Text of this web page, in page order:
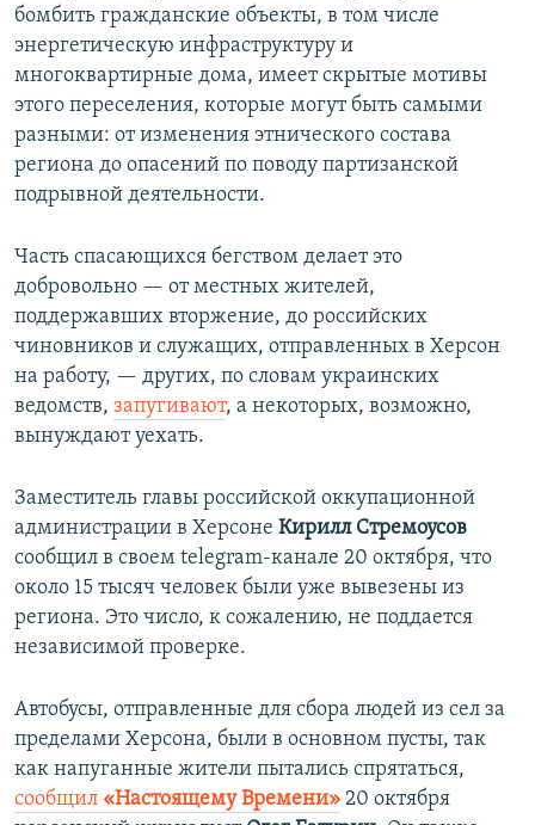
бомбить гражданские объекты, в том числе
энергетическую инфраструктуру и
многоквартирные дома, имеет скрытые мотивы
этого переселения, которые могут быть самыми
разными: от изменения этнического состава
региона до опасений по поводу партизанской
подрывной деятельности.
Часть спасающихся бегством делает это
добровольно — от местных жителей,
поддержавших вторжение, до российских
чиновников и служащих, отправленных в Херсон
на работу, — других, по словам украинских
ведомств, запугивают, а некоторых, возможно,
вынуждают уехать.
Заместитель главы российской оккупационной
администрации в Херсоне Кирилл Стремоусов
сообщил в своем telegram-канале 20 октября, что
около 15 тысяч человек были уже вывезены из
региона. Это число, к сожалению, не поддается
независимой проверке.
Автобусы, отправленные для сбора людей из сел за
пределами Херсона, были в основном пусты, так
как напуганные жители пытались спрятаться,
сообщил «Настоящему Времени» 20 октября